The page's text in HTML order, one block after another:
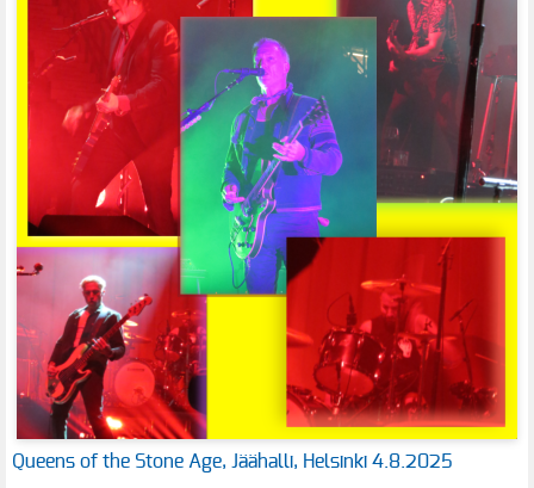
Queens of the Stone Age, Jäähalli, Helsinki 4.8.2025